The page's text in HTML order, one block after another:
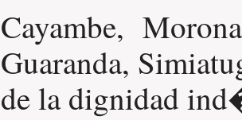
Cayambe,
Guaranda,
de la dignidad